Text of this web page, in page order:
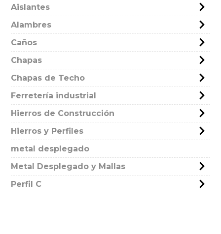
Aislantes
Alambres
Caños
Chapas
Chapas de Techo
Ferretería industrial
Hierros de Construcción
Hierros y Perfiles
metal desplegado
Metal Desplegado y Mallas
Perfil C